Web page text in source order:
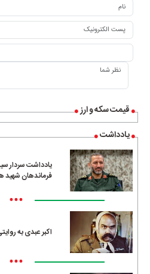
قیمت سکه و ارز
یادداشت
یادداشت سردار
فرماندهان شهید
•••
اکبر عبدی به
•••